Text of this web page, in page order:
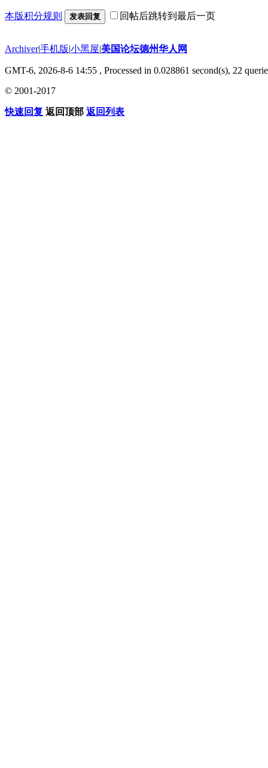
本版积分规则 发表回复 回帖后跳转到最后一页
Archiver|手机版|小黑屋|美国论坛德州华人网
GMT-6, 2026-8-6 14:55 , Processed in 0.028861 second(s), 22
© 2001-2017
快速回复 返回顶部 返回列表